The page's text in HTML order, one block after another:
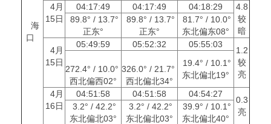
海
口
4月
15日
04:17:49 04:17:49 04:18:29
4.8
较
暗
89.8° / 13.7°
正东°
89.8° / 13.7°
正东°
81.7° / 10.0°
东北偏东08°
4月
15日
05:49:59 05:52:32 05:55:03
1.2
较
亮
272.4° / 10.0°
西北偏西02°
326.0° / 21.7°
西北偏北34°
19.4° / 10.1°
东北偏北19°
4月
16日
04:51:58 04:51:58 04:54:27
0.3
亮
3.2° / 42.2°
东北偏北03°
3.2° / 42.2°
东北偏北03°
39.9° / 10.1°
东北偏北40°